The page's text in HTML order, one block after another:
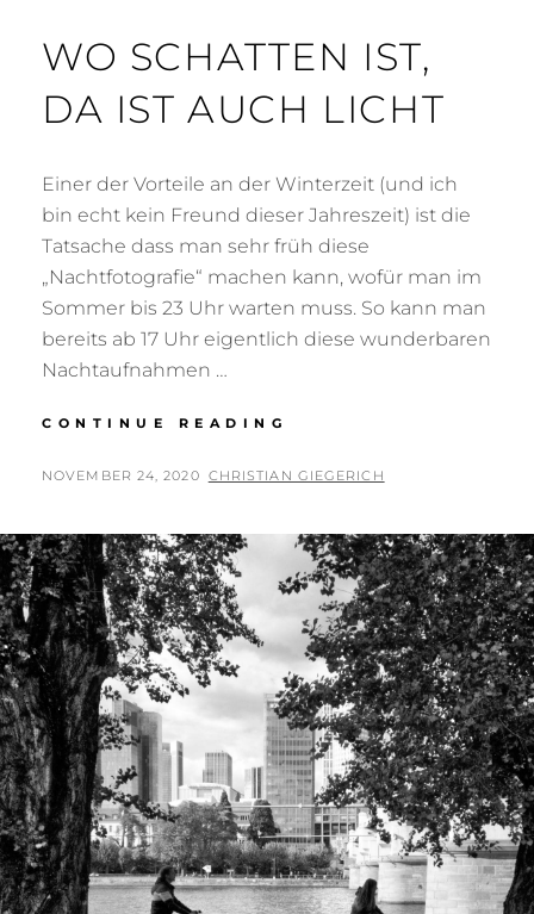
WO SCHATTEN IST,
DA IST AUCH LICHT
Einer der Vorteile an der Winterzeit (und ich
bin echt kein Freund dieser Jahreszeit) ist die
Tatsache dass man sehr früh diese
„Nachtfotografie“ machen kann, wofür man im
Sommer bis 23 Uhr warten muss. So kann man
bereits ab 17 Uhr eigentlich diese wunderbaren
Nachtaufnahmen …
CONTINUE READING
IST,
AUCH
LICHT
POSTED
NOVEMBER 24, 2020 BY
CHRISTIAN GIEGERICH